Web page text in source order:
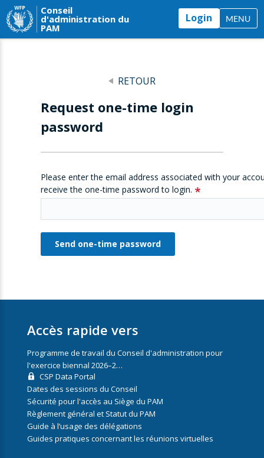
Conseil
d'administration du
PAM
Login MENU
RETOUR
Request one-time login
password
Please enter the email address associated with your
receive the one-time password to login.
Accès rapide vers
Programme de travail du Conseil d'administration pour
l'exercice biennal 2026–2…
CSP Data Portal
Dates des sessions du Conseil
Sécurité pour l'accès au Siège du PAM
Règlement général et Statut du PAM
Guide à l’usage des délégations
Guides pratiques concernant les réunions virtuelles